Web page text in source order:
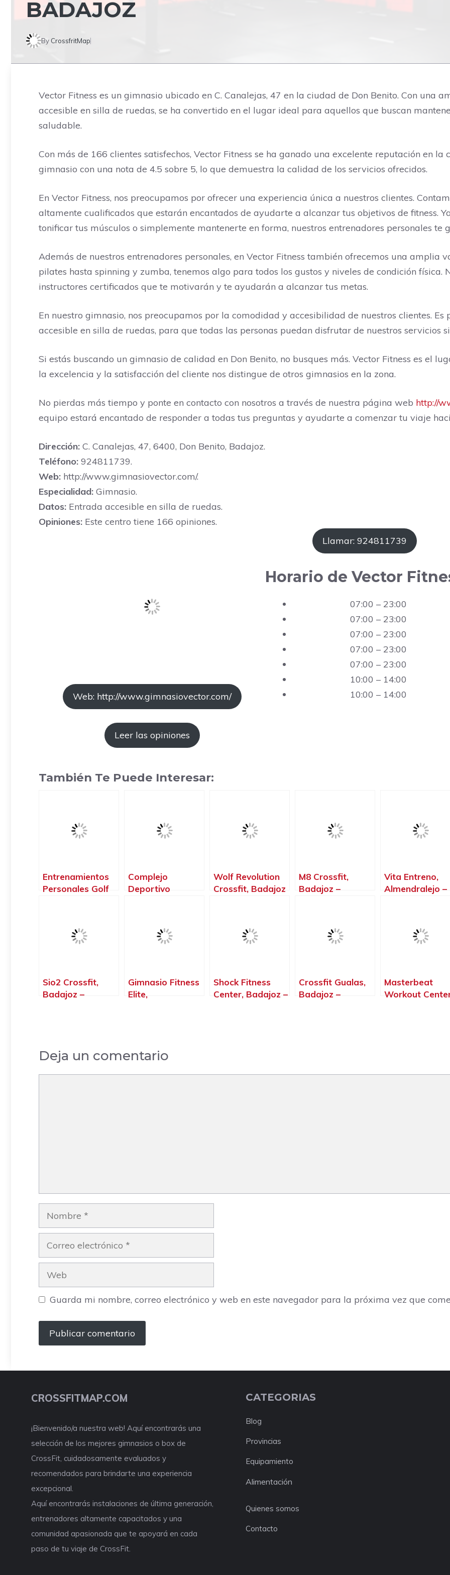
BADAJOZ
By CrossfritMap
Vector Fitness es un gimnasio ubicado en C. Canalejas, 47 en la ciudad de Don Benito. Con una
accesible en silla de ruedas, se ha convertido en el lugar ideal para aquellos que buscan
saludable.
Con más de 166 clientes satisfechos, Vector Fitness se ha ganado una excelente reputación en
gimnasio con una nota de 4.5 sobre 5, lo que demuestra la calidad de los servicios ofrecidos.
En Vector Fitness, nos preocupamos por ofrecer una experiencia única a nuestros clientes.
altamente cualificados que estarán encantados de ayudarte a alcanzar tus objetivos de fitness.
tonificar tus músculos o simplemente mantenerte en forma, nuestros entrenadores personales te
Además de nuestros entrenadores personales, en Vector Fitness también ofrecemos una amplia
pilates hasta spinning y zumba, tenemos algo para todos los gustos y niveles de condición física.
instructores certificados que te motivarán y te ayudarán a alcanzar tus metas.
En nuestro gimnasio, nos preocupamos por la comodidad y accesibilidad de nuestros clientes.
accesible en silla de ruedas, para que todas las personas puedan disfrutar de nuestros servicios
Si estás buscando un gimnasio de calidad en Don Benito, no busques más. Vector Fitness es el
la excelencia y la satisfacción del cliente nos distingue de otros gimnasios en la zona.
No pierdas más tiempo y ponte en contacto con nosotros a través de nuestra página web http://
equipo estará encantado de responder a todas tus preguntas y ayudarte a comenzar tu viaje
Dirección: C. Canalejas, 47, 6400, Don Benito, Badajoz.
Teléfono: 924811739.
Web: http://www.gimnasiovector.com/.
Especialidad: Gimnasio.
Datos: Entrada accesible en silla de ruedas.
Opiniones: Este centro tiene 166 opiniones.
Web: http://www.gimnasiovector.com/
Leer las opiniones
Llamar: 924811739
Horario de Vector
07:00 – 23:00
07:00 – 23:00
07:00 – 23:00
07:00 – 23:00
07:00 – 23:00
10:00 – 14:00
10:00 – 14:00
También Te Puede Interesar:
Entrenamientos
Personales Golf
Complejo
Deportivo
Wolf Revolution
Crossfit, Badajoz
M8 Crossfit,
Badajoz –
Vita Entreno,
Almendralejo –
Sio2 Crossfit,
Badajoz –
Gimnasio Fitness
Elite,
Shock Fitness
Center, Badajoz –
Crossfit Gualas,
Badajoz –
Masterbeat
Workout
Deja un comentario
Nombre
Correo
electrónico
Web
Guarda mi nombre, correo electrónico y web en este navegador para la próxima vez que
CROSSFITMAP.COM
¡Bienvenido/a nuestra web! Aquí encontrarás una
selección de los mejores gimnasios o box de
CrossFit, cuidadosamente evaluados y
recomendados para brindarte una experiencia
excepcional.
Aquí encontrarás instalaciones de última generación,
entrenadores altamente capacitados y una
comunidad apasionada que te apoyará en cada
paso de tu viaje de CrossFit.
CATEGORIAS
Blog
Provincias
Equipamiento
Alimentación
Quienes somos
Contacto